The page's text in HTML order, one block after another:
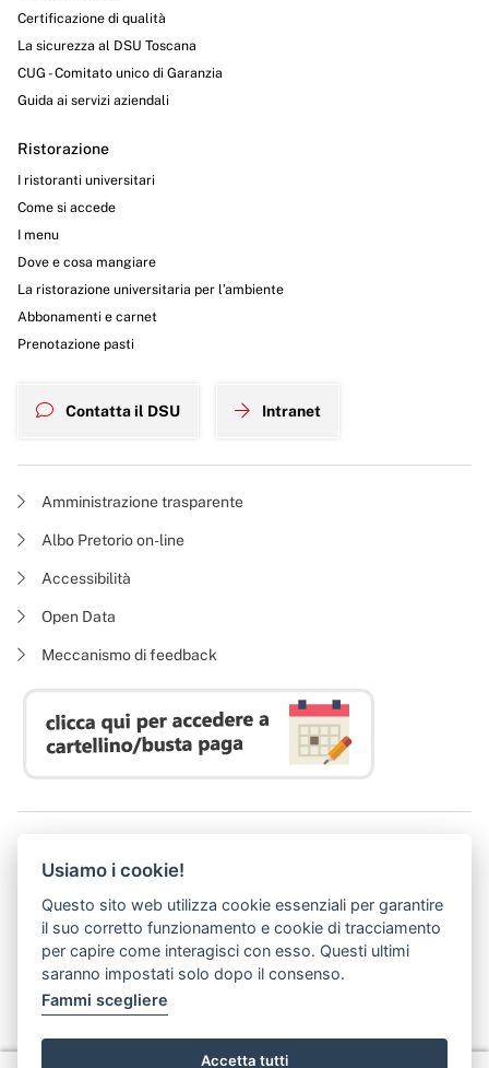
Certificazione di qualità
La sicurezza al DSU Toscana
CUG - Comitato unico di Garanzia
Guida ai servizi aziendali
Ristorazione
I ristoranti universitari
Come si accede
I menu
Dove e cosa mangiare
La ristorazione universitaria per l’ambiente
Abbonamenti e carnet
Prenotazione pasti
Contatta il DSU Intranet
Amministrazione trasparente
Albo Pretorio on-line
Accessibilità
Open Data
Meccanismo di feedback
P. I. 05913670484 | C. F. 94164020482
Domicilio digitale:
dsutoscana@postacert.toscana.it
(abilitato alla ricezione di soli messaggi di posta elettronica certificata)
Usiamo i cookie!
Questo sito web utilizza cookie essenziali per garantire
il suo corretto funzionamento e cookie di tracciamento
per capire come interagisci con esso. Questi ultimi
saranno impostati solo dopo il consenso.
Fammi scegliere
Accetta tutti